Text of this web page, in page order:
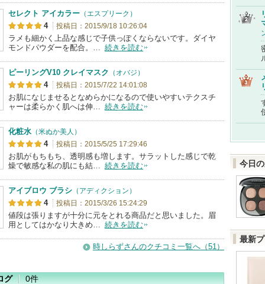
セレクト アイカラー （エスプリーク）
4 投稿日：2015/9/18 10:26:04
ラメも細かく上品な感じで子供っぽくならないです。ダイヤ
モンドパウダーを配合。… 続きを読む
ピーリングV10 クレイマスク （オバジ）
4 投稿日：2015/7/22 14:01:08
お肌になじませるとなめらかになるので使いやすいテクスチ
ャーは柔らかく肌へは伸… 続きを読む
化粧水 （米ぬか美人）
4 投稿日：2015/5/25 17:29:46
お肌がもちもち、透明感も増します。サラットした感じで乾
燥で敏感な私の肌にも結… 続きを読む
アイブロウ ブラシ （アディクション）
4 投稿日：2015/3/26 15:24:29
値段は張りますが十分に元をとれる商品だと思いました。眉
用としてはかなり大きめ… 続きを読む
時しらずさんのクチコミ一覧へ（51）
グ 0件
今日
最新